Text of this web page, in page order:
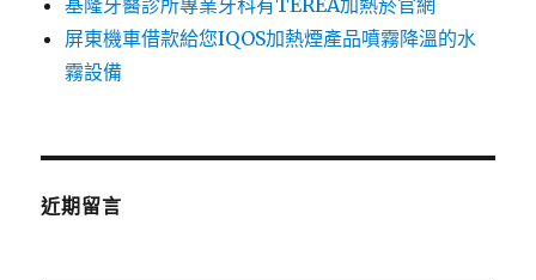
基隆牙醫診所專業牙科有TEREA加熱菸官網
屏東機車借款給您IQOS加熱煙產品噴霧降溫的水
霧設備
近期留言